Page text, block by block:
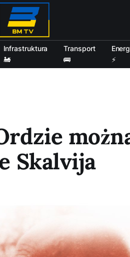
Infrastruktura
🚂
Transport
🚌
⚡
Skalvija